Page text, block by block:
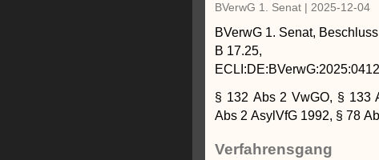
BVerwG 1. Senat | 2025-12-04
BVerwG 1. Senat, Beschluss
B 17.25,
§ 132 Abs 2 VwGO, § 133
Abs 2 AsylVfG 1992, § 78
Verfahrensgang